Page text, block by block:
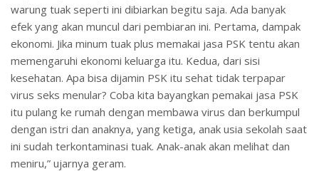
warung tuak seperti ini dibiarkan begitu saja. Ada banyak
efek yang akan muncul dari pembiaran ini. Pertama, dampak
ekonomi. Jika minum tuak plus memakai jasa PSK tentu akan
memengaruhi ekonomi keluarga itu. Kedua, dari sisi
kesehatan. Apa bisa dijamin PSK itu sehat tidak terpapar
virus seks menular? Coba kita bayangkan pemakai jasa PSK
itu pulang ke rumah dengan membawa virus dan berkumpul
dengan istri dan anaknya, yang ketiga, anak usia sekolah saat
ini sudah terkontaminasi tuak. Anak-anak akan melihat dan
meniru,” ujarnya geram.